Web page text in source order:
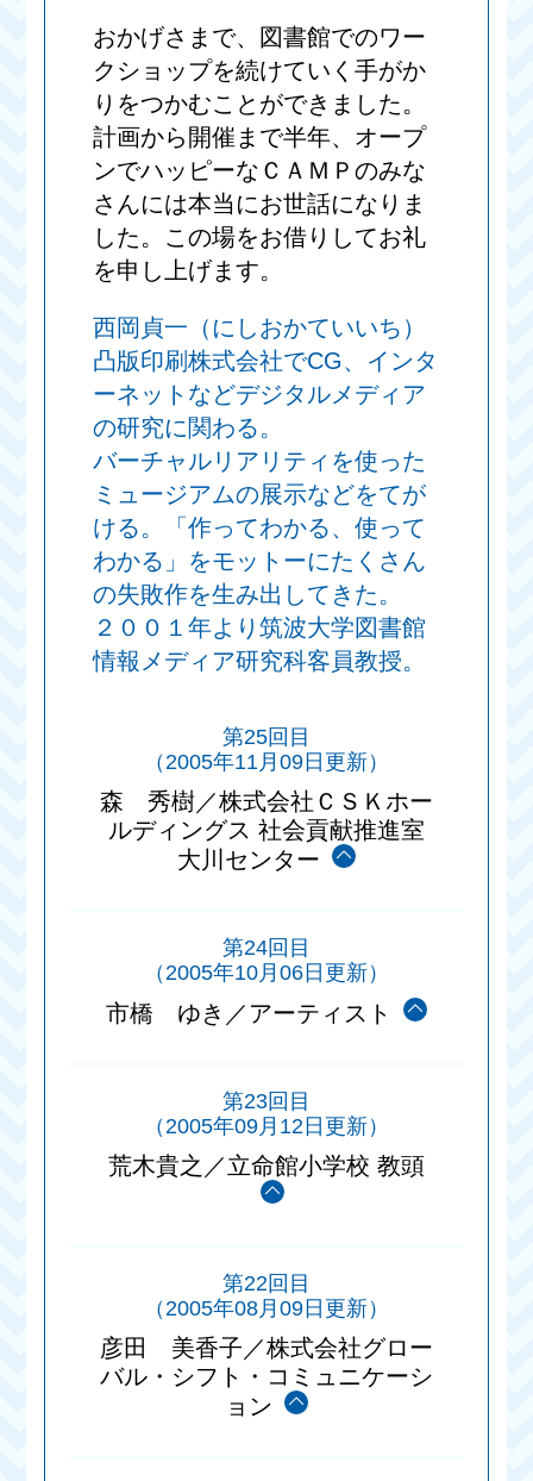
おかげさまで、図書館でのワー
クショップを続けていく手がか
りをつかむことができました。
計画から開催まで半年、オープ
ンでハッピーなＣＡＭＰのみな
さんには本当にお世話になりま
した。この場をお借りしてお礼
を申し上げます。
西岡貞一（にしおかていいち）
凸版印刷株式会社でCG、インタ
ーネットなどデジタルメディア
の研究に関わる。
バーチャルリアリティを使った
ミュージアムの展示などをてが
ける。「作ってわかる、使って
わかる」をモットーにたくさん
の失敗作を生み出してきた。
２００１年より筑波大学図書館
情報メディア研究科客員教授。
第25回目
（2005年11月09日更新）
森 秀樹／株式会社ＣＳＫホー
ルディングス 社会貢献推進室
大川センター
第24回目
（2005年10月06日更新）
市橋 ゆき／アーティスト
第23回目
（2005年09月12日更新）
荒木貴之／立命館小学校 教頭
第22回目
（2005年08月09日更新）
彦田 美香子／株式会社グロー
バル・シフト・コミュニケーシ
ョン